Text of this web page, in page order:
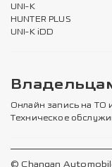
UNI-K
HUNTER PLUS
UNI-K iDD
Онлайн запись на ТО
Техническое
© Changan